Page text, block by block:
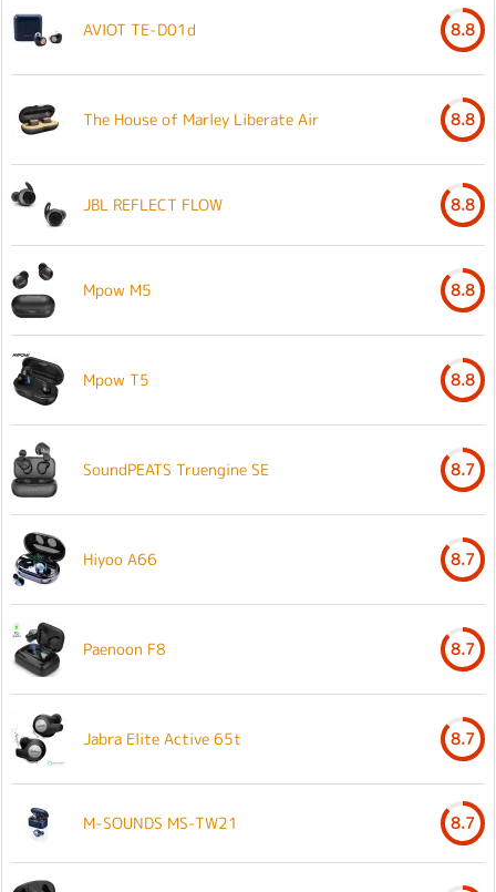
AVIOT TE-D01d 8.8
The House of Marley Liberate Air 8.8
JBL REFLECT FLOW 8.8
Mpow M5 8.8
Mpow T5 8.8
SoundPEATS Truengine SE 8.7
Hiyoo A66 8.7
Paenoon F8 8.7
Jabra Elite Active 65t 8.7
M-SOUNDS MS-TW21 8.7